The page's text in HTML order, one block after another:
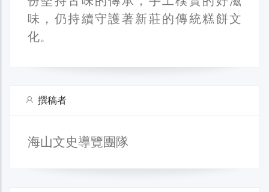
味，仍持續守護著新莊的傳統糕餅文
化。
撰稿者
海山文史導覽團隊